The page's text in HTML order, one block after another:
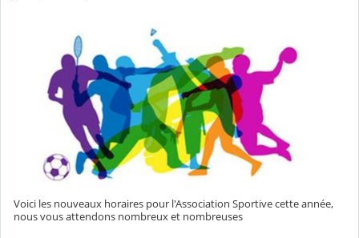
Voici les nouveaux horaires pour l'Association Sportive cette année,
nous vous attendons nombreux et nombreuses